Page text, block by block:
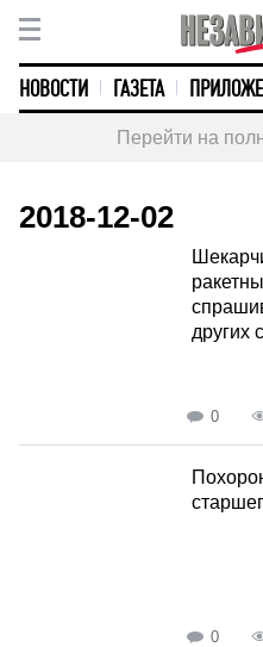
НОВОСТИ ГАЗЕТА
Перейти на
2018-12-02
других
0
0